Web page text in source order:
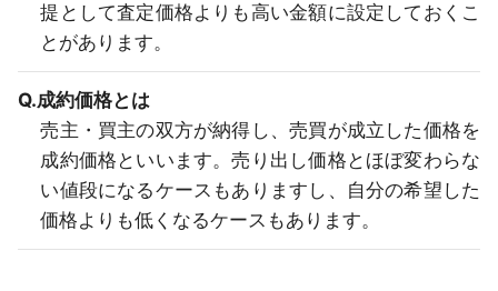
提として査定価格よりも高い金額に設定しておくこ
とがあります。
Q.成約価格とは
売主・買主の双方が納得し、売買が成立した価格を
成約価格といいます。売り出し価格とほぼ変わらな
い値段になるケースもありますし、自分の希望した
価格よりも低くなるケースもあります。